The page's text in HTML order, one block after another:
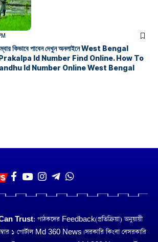
কিভাবে পাবেন দেখুন অনলাইনে West Bengal
Id Number Find Online. How To
Id Number Online West Bengal
Trust: পাঠকদের Feedback(প্রতিক্রিয়া) অনুয়ায়ী
১ পোর্টাল Md 360 News। সরকারি কিংবা বেসরকারি